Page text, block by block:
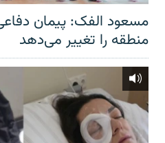
مسعود الفک: پیمان
منطقه را تغییر می‌دهد